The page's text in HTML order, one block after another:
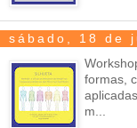
sábado, 18 de
formas,
m...